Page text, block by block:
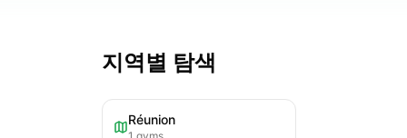
지역별 탐색
Réunion